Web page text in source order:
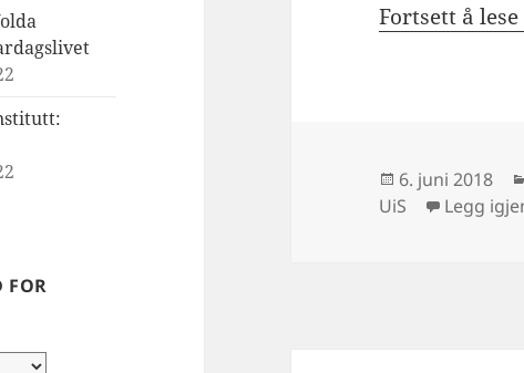
FOR
Fortsett å lese
Publisert
6. juni 2018
UiS
Legg